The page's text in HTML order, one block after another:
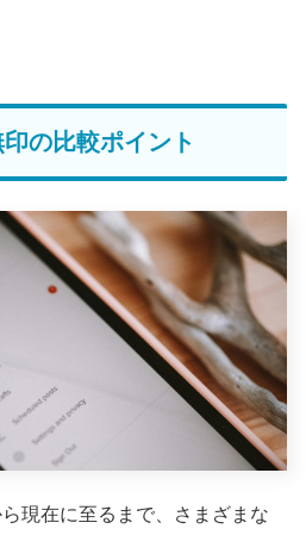
の比較ポイント
現在に至るまで、さまざまな